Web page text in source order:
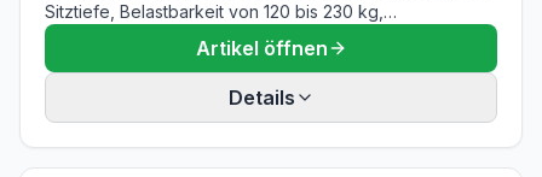
Sitztiefe, Belastbarkeit von 120 bis 230 kg,
Relaxmechanik und Wandabstand — Stand 08.08.2026.
Artikel öffnen
Details